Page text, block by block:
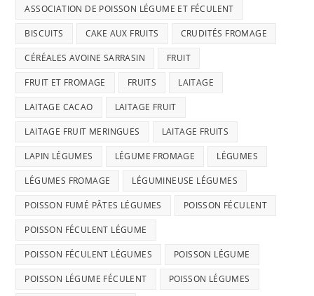
ASSOCIATION DE POISSON LÉGUME ET FÉCULENT
BISCUITS CAKE AUX FRUITS CRUDITÉS FROMAGE
CÉRÉALES AVOINE SARRASIN FRUIT
FRUIT ET FROMAGE FRUITS LAITAGE
LAITAGE CACAO LAITAGE FRUIT
LAITAGE FRUIT MERINGUES LAITAGE FRUITS
LAPIN LÉGUMES LÉGUME FROMAGE LÉGUMES
LÉGUMES FROMAGE LÉGUMINEUSE LÉGUMES
POISSON FUMÉ PÂTES LÉGUMES POISSON FÉCULENT
POISSON FÉCULENT LÉGUME
POISSON FÉCULENT LÉGUMES POISSON LÉGUME
POISSON LÉGUME FÉCULENT POISSON LÉGUMES